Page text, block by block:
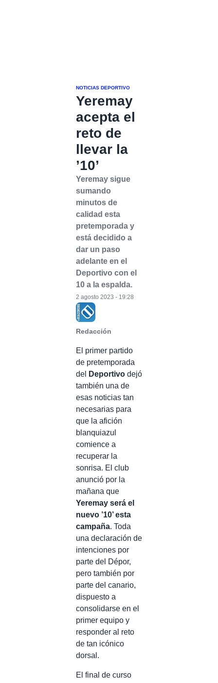
NOTICIAS DEPORTIVO
Yeremay
acepta el
reto de
llevar la
’10’
Yeremay sigue
sumando
minutos de
calidad esta
pretemporada y
está decidido a
dar un paso
adelante en el
Deportivo con el
10 a la espalda.
Redacción
2 agosto 2023 - 19:28
El primer partido
de pretemporada
del
Deportivo dejó
también una de
esas noticias tan
necesarias para
que la afición
blanquiazul
comience a
recuperar la
sonrisa. El club
anunció por la
mañana que
Yeremay será el
nuevo ’10’ esta
campaña. Toda
una declaración de
intenciones por
parte del Dépor,
pero también por
parte del canario,
dispuesto a
consolidarse en el
primer equipo y
responder al reto
de tan icónico
dorsal.
El final de curso